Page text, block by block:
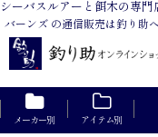
シーバスルアーと餌木の専門
バーンズ の通信販売は釣り助
メーカー別 アイテム別